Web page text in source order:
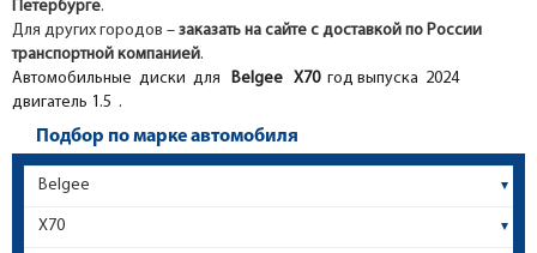
Петербурге.
Для других городов – заказать на сайте с доставкой по России
транспортной компанией.
Автомобильные диски для
Belgee X70год выпуска 2024
двигатель 1.5 .
Подбор по марке автомобиля